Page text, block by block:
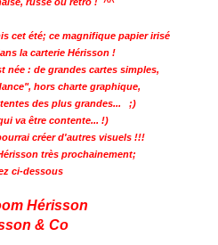
cet été; ce magnifique papier irisé
la carterie Hérisson !
née : de grandes cartes simples,
hors charte graphique,
des plus grandes... ;)
va être contente... !)
créer d'autres visuels !!!
très prochainement;
ci-dessous
Hérisson
& Co